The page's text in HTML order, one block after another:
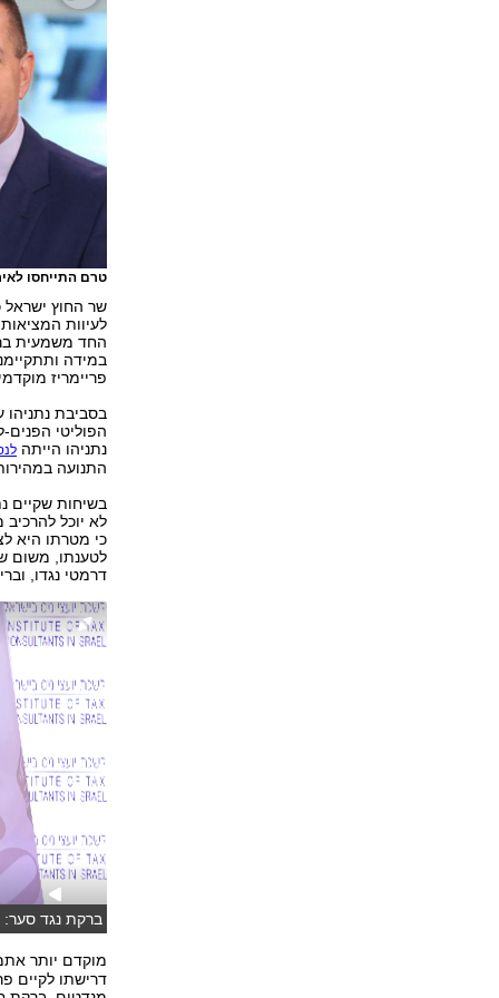
טרם התייחסו
שר החוץ ישראל
לעיוות
החד משמעית
במידה
פריימריז
בסביבת נתניהו
הפוליטי
נתניהו הייתה
התנועה
בשיחות שקיים
לא יוכל להרכיב
כי מטרתו היא
לטענתו, משום
דרמטי נגדו,
ברקת נגד סער:
מוקדם יותר